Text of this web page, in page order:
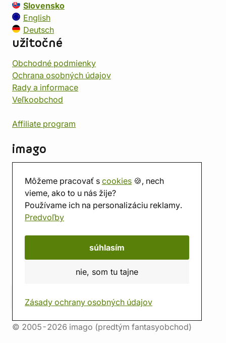
Môžeme pracovať s cookies 🍪, nech
vieme, ako to u nás žije?
Používame ich na personalizáciu reklamy.
Predvoľby
súhlasím
nie, som tu tajne
Zásady ochrany osobných údajov
Slovensko
English
Deutsch
užitočné
Obchodné podmienky
Ochrana osobných údajov
Rady a informace
Veľkoobchod
Affiliate program
imago
Predajňa
Herňa
O nás
Hodnotenie obchodu
© 2005-2026 imago (predtým fantasyobchod)